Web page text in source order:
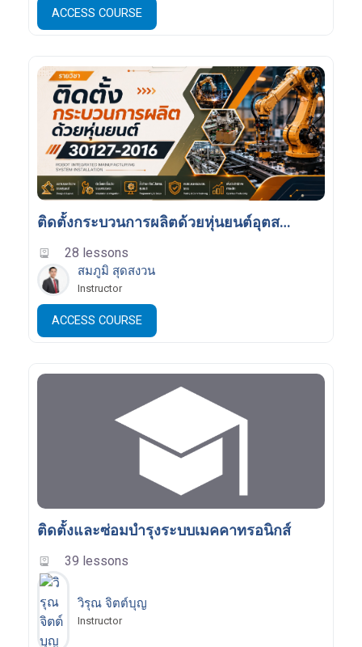
ACCESS COURSE
ติดตั้งกระบวนการผลิตด้วยหุ่นยนต์อุตสาหกรรม
28 lessons
สมภูมิ สุดสงวน
Instructor
ACCESS COURSE
ติดตั้งและซ่อมบํารุงระบบเมคคาทรอนิกส์
39 lessons
วิรุณ จิตต์บุญ
Instructor